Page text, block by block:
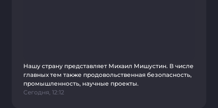
Нашу страну представляет Михаил Мишустин. В числе
главных тем также продовольственная безопасность,
промышленность, научные проекты.
Сегодня, 12:12